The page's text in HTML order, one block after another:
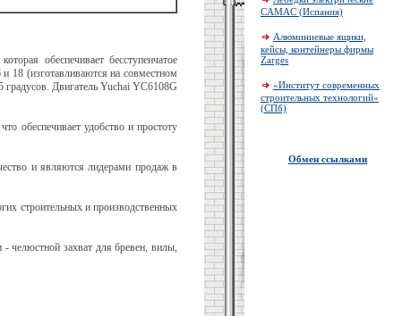
обеспечивает бесступенчатое
18 (изготавливаются на совместном
Двигатель Yuchai YС6108G
обеспечивает удобство и простоту
и являются лидерами продаж в
строительных и производственных
- челюстной захват для бревен, вилы,
CAMAC (Испания)
Алюминиевые ящики,
кейсы, контейнеры фирмы
Zarges
«Институт современных
строительных технологий»
(СПб)
Обмен ссылками